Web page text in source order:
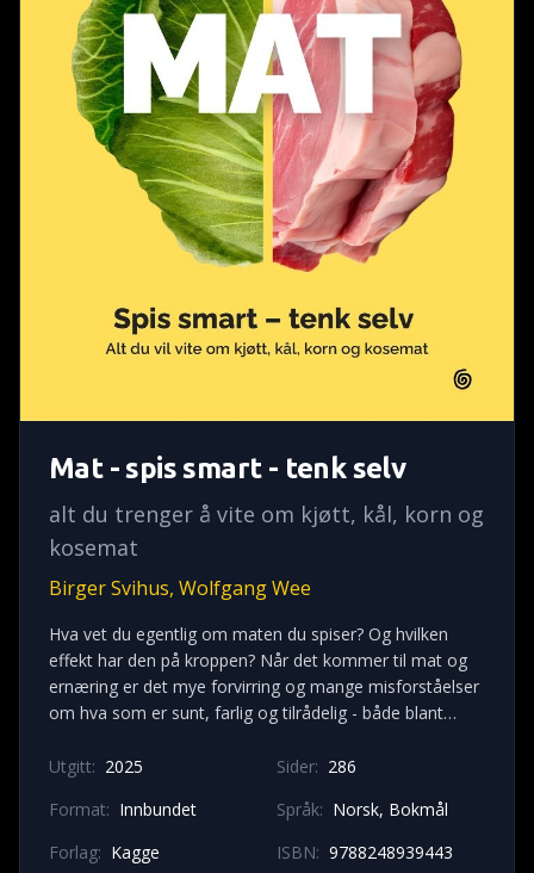
Mat - spis smart - tenk selv
alt du trenger å vite om kjøtt, kål, korn og
kosemat
Birger Svihus, Wolfgang Wee
Hva vet du egentlig om maten du spiser? Og hvilken
effekt har den på kroppen? Når det kommer til mat og
ernæring er det mye forvirring og mange misforståelser
om hva som er sunt, farlig og tilrådelig - både blant
Birger Svihus og Wolfgang Wee tar i denne
motiverer deg samtidig til å gjøre endringer i ditt eget
kosthold. Boka er basert på den populære serien Mat &
Utgitt: 2025 Sider: 286
Format: Innbundet Språk: Norsk, Bokmål
Forlag: Kagge ISBN: 9788248939443